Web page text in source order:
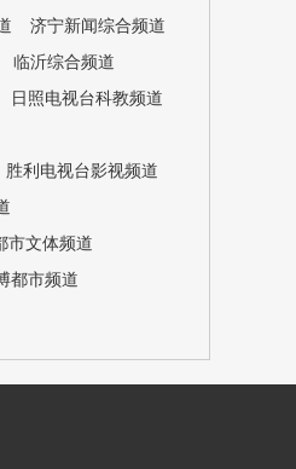
济宁新闻综合频道
临沂综合频道
日照电视台科教频道
胜利电视台影视频道
市文体频道
都市频道